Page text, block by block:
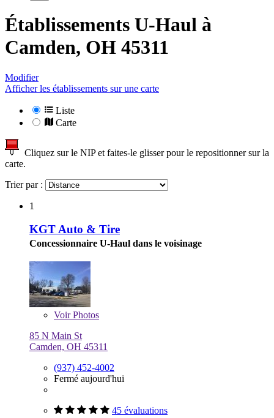
Établissements U-Haul à
Camden, OH 45311
Modifier
Afficher les établissements sur une carte
Liste
Carte
Cliquez sur le NIP et faites-le glisser pour le repositionner sur la
carte.
Trier par :
1
KGT Auto & Tire
Concessionnaire U-Haul dans le voisinage
VoirPhotos
85 N Main St
Camden, OH 45311
(937) 452-4002
Fermé aujourd'hui
45 évaluations